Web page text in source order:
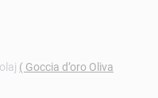
( Goccia d’oro Oliva